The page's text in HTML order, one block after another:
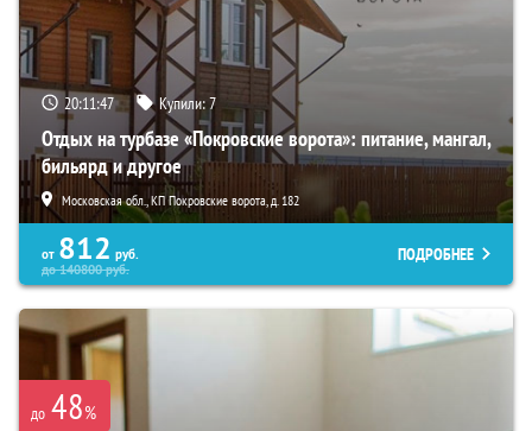
20:11:45 Купили:7
Отдых на турбазе «Покровские ворота»: питание, мангал,
бильярд и другое
Московская обл., КП Покровские ворота, д. 182
от 812 руб.
до140800руб.
ПОДРОБНЕЕ
до 48%